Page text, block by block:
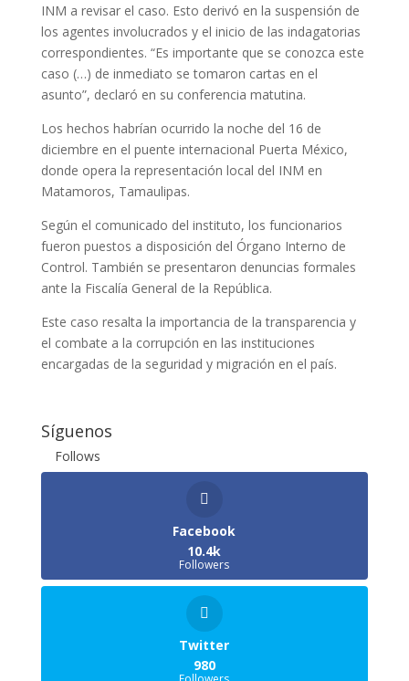
INM a revisar el caso. Esto derivó en la suspensión de
los agentes involucrados y el inicio de las indagatorias
correspondientes. “Es importante que se conozca este
caso (…) de inmediato se tomaron cartas en el
asunto”, declaró en su conferencia matutina.
Los hechos habrían ocurrido la noche del 16 de
diciembre en el puente internacional Puerta México,
donde opera la representación local del INM en
Matamoros, Tamaulipas.
Según el comunicado del instituto, los funcionarios
fueron puestos a disposición del Órgano Interno de
Control. También se presentaron denuncias formales
ante la Fiscalía General de la República.
Este caso resalta la importancia de la transparencia y
el combate a la corrupción en las instituciones
encargadas de la seguridad y migración en el país.
Síguenos
Follows
Facebook
10.4k
Followers
Twitter
980